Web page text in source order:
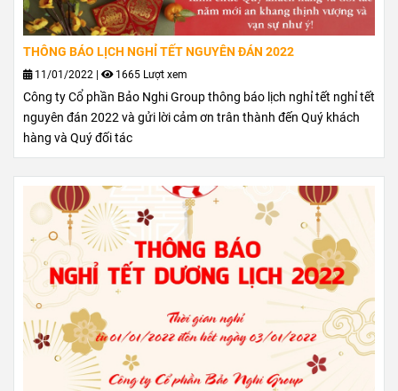
THÔNG BÁO LỊCH NGHỈ TẾT NGUYÊN ĐÁN 2022
11/01/2022 | 1665 Lượt xem
Công ty Cổ phần Bảo Nghi Group thông báo lịch nghỉ tết nghỉ tết
nguyên đán 2022 và gửi lời cảm ơn trân thành đến Quý khách
hàng và Quý đối tác